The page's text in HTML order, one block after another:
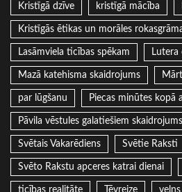
Kristīgā dzīve kristīgā mācība
Kristīgās ētikas un morāles
Lasāmviela ticības spēkam Lutera
Mazā katehisma skaidrojums
par lūgšanu Piecas minūtes kopā
Pāvila vēstules galatiešiem skaidrojums
Svētais Vakarēdiens Svētie Raksti
Svēto Rakstu apceres katrai dienai
ticības realitāte Tēvreize velns